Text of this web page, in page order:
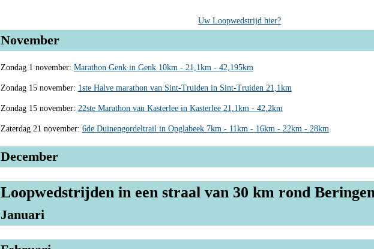
Uw Loopwedstrijd hier?
November
Zondag 1 november: Marathon Genk in Genk 10km - 21,1km - 42,195km
Zondag 15 november: 1ste Halve marathon van Sint-Truiden in Sint-Truiden 21,1km
Zondag 15 november: 22ste Marathon van Kasterlee in Kasterlee 21,1km - 42,2km
Zaterdag 21 november: 6de Duinengordeltrail in Opglabeek 7km - 11km - 16km - 22km - 28km
December
Loopwedstrijden in een straal van 30 km rond
Januari